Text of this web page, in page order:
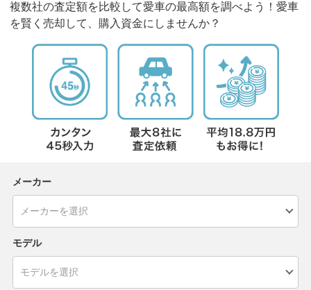
複数社の査定額を比較して愛車の最高額を調べよう！愛車
を賢く売却して、購入資金にしませんか？
メーカー
モデル